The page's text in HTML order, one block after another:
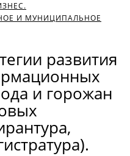
И МУНИЦИПАЛЬНОЕ
развития
и горожан